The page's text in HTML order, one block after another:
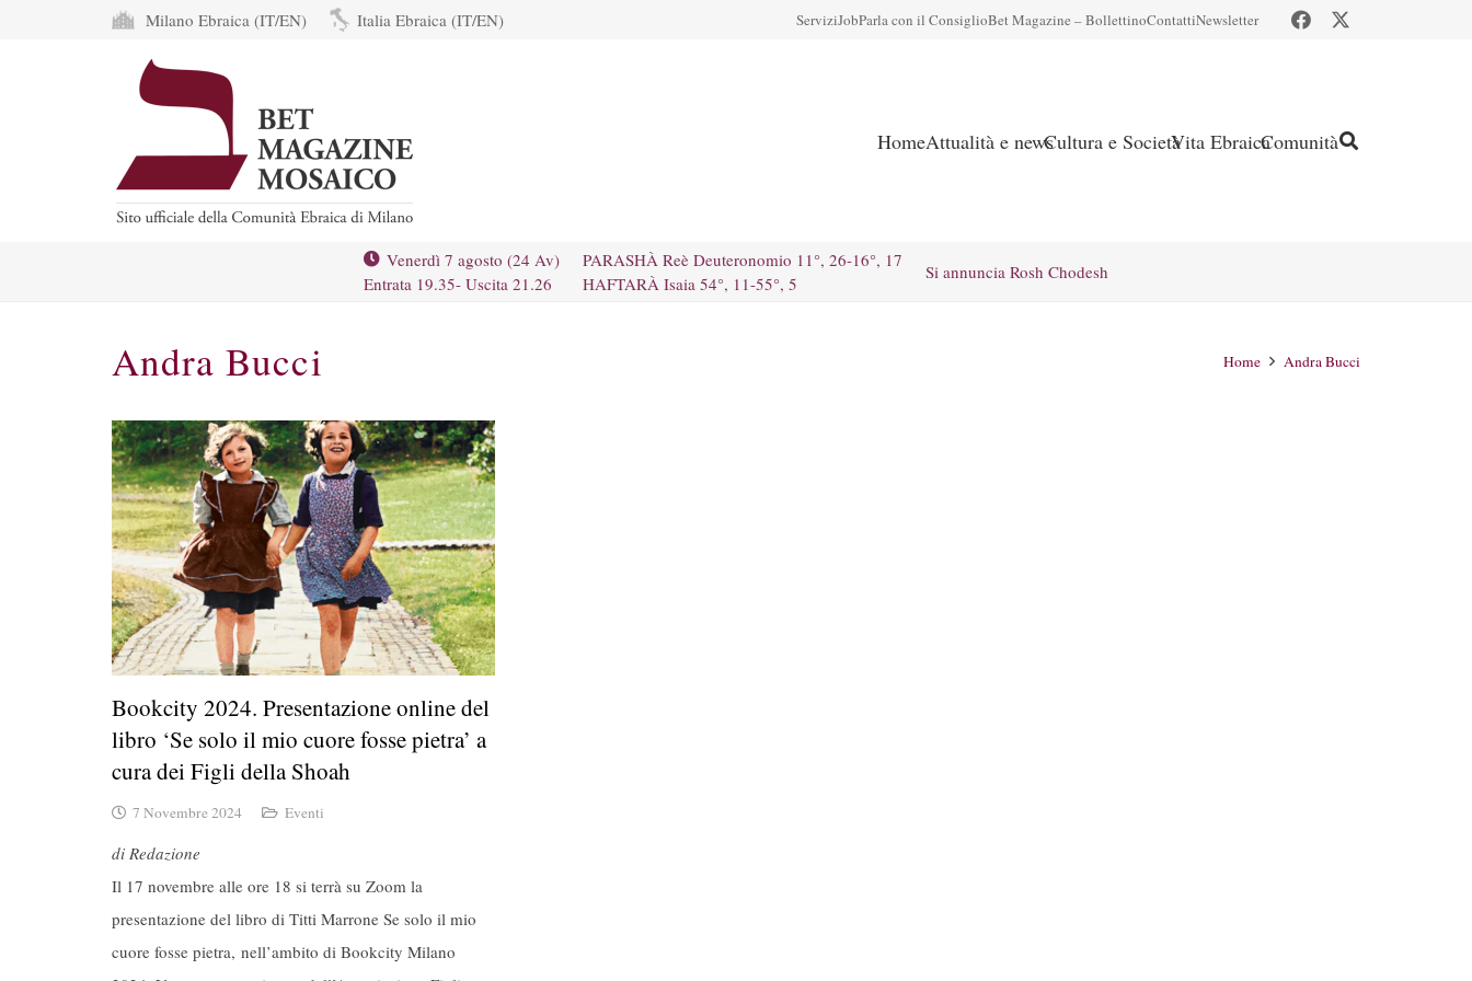
Milano Ebraica (IT/EN) Italia Ebraica (IT/EN) ServiziJobParla con il ConsiglioBet Magazine – BollettinoContattiNewsletter
HomeAttualità e newsCultura e SocietàVita EbraicaComunità
Venerdì 7 agosto (24 Av)
Entrata 19.35- Uscita 21.26
PARASHÀ Reè Deuteronomio 11°, 26-16°, 17
HAFTARÀ Isaia 54°, 11-55°, 5
Si annuncia Rosh Chodesh
Andra Bucci Home Andra Bucci
Bookcity 2024. Presentazione online del
libro ‘Se solo il mio cuore fosse pietra’ a
cura dei Figli della Shoah
7 Novembre 2024 Eventi
di Redazione
Il 17 novembre alle ore 18 si terrà su Zoom la
presentazione del libro di Titti Marrone Se solo il mio
cuore fosse pietra, nell’ambito di Bookcity Milano